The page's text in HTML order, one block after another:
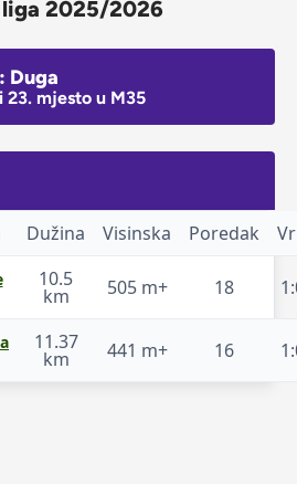
2025/2026
Duga
23. mjesto u M35
Dužina Visinska Poredak
10.5
km 505 m+ 18
11.37
km 441 m+ 16